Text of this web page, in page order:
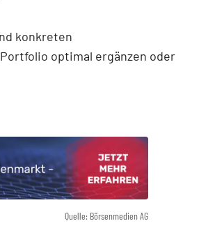
konkreten
optimal ergänzen oder
Quelle: Börsenmedien AG